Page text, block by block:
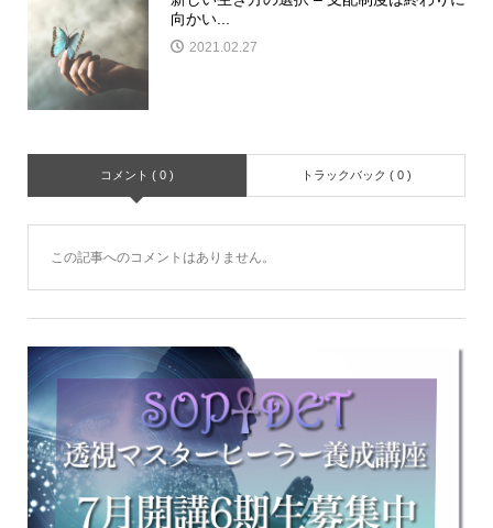
向かい...
2021.02.27
コメント ( 0 ) トラックバック ( 0 )
この記事へのコメントはありません。